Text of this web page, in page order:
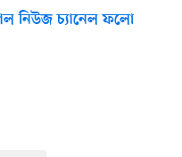
নিউজ চ্যানেল ফলো